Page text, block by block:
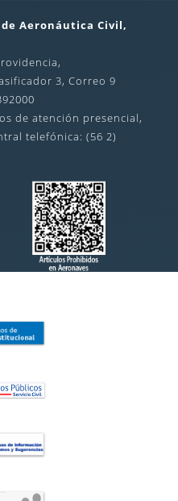
Aeronáutica Civil,
3, Correo 9
de atención presencial,
telefónica: (56 2)